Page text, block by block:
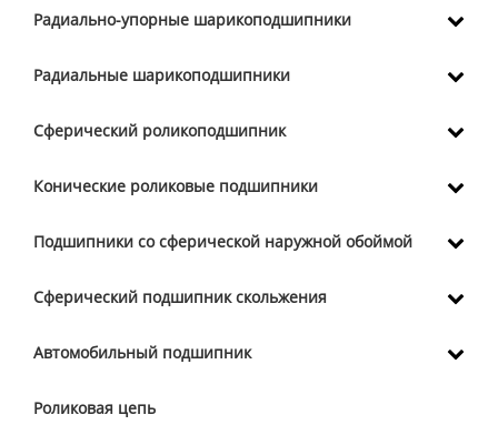
Радиально-упорные шарикоподшипники
Радиальные шарикоподшипники
Сферический роликоподшипник
Конические роликовые подшипники
Подшипники со сферической наружной обоймой
Сферический подшипник скольжения
Автомобильный подшипник
Роликовая цепь